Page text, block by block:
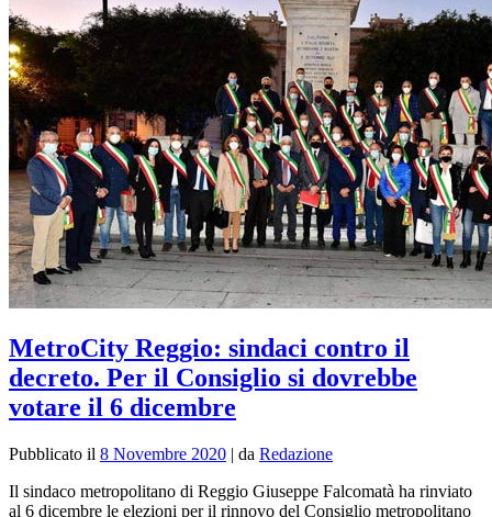
MetroCity Reggio: sindaci contro il
decreto. Per il Consiglio si dovrebbe
votare il 6 dicembre
Pubblicato il 8 Novembre 2020 | da Redazione
Il sindaco metropolitano di Reggio Giuseppe Falcomatà ha rinviato
al 6 dicembre le elezioni per il rinnovo del Consiglio metropolitano